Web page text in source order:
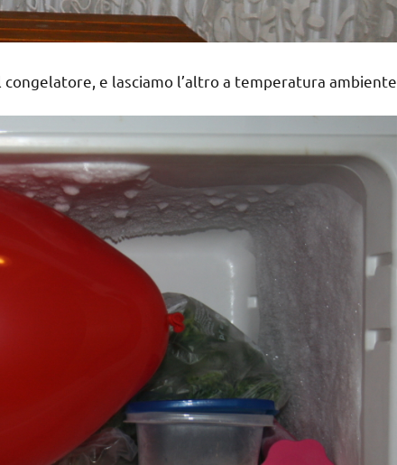
e lasciamo l’altro a temperatura ambiente